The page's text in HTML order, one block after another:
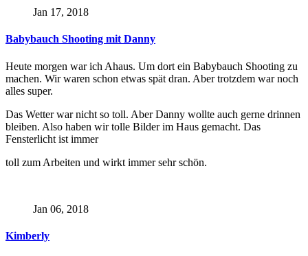
Jan 17, 2018
Babybauch Shooting mit Danny
Heute morgen war ich Ahaus. Um dort ein Babybauch Shooting zu
machen. Wir waren schon etwas spät dran. Aber trotzdem war noch
alles super.
Das Wetter war nicht so toll. Aber Danny wollte auch gerne drinnen
bleiben. Also haben wir tolle Bilder im Haus gemacht. Das
Fensterlicht ist immer
toll zum Arbeiten und wirkt immer sehr schön.
Jan 06, 2018
Kimberly